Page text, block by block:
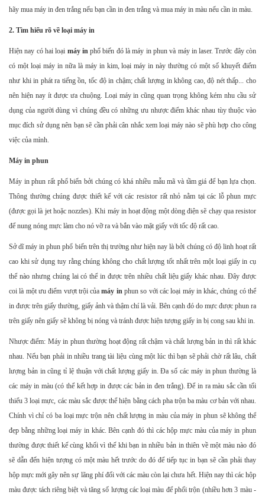
hãy mua máy in đen trắng nếu bạn cần in đen trắng và mua máy in màu nếu cần in màu.
2. Tìm hiểu rõ về loại máy in
Hiện nay có hai loại máy inphổ biến đó là máy in phun và máy in laser. Trước đây còn
có một loại máy in nữa là máy in kim, loại máy in này thường có một số khuyết điểm
như khi in phát ra tiếng ồn, tốc độ in chậm; chất lượng in không cao, độ nét thấp... cho
nên hiện nay ít được ưa chuộng. Loại máy in cũng quan trọng không kém nhu cầu sử
dụng của người dùng vì chúng đều có những ưu nhược điểm khác nhau tùy thuộc vào
mục đích sử dụng nên bạn sẽ cần phải cân nhắc xem loại máy nào sẽ phù hợp cho công
việc của mình.
Máy in phun
Máy in phun rất phổ biến bởi chúng có khá nhiều mẫu mã và tầm giá để bạn lựa chọn.
Thông thường chúng được thiết kế với các resistor rất nhỏ nằm tại các lỗ phun mực
(được gọi là jet hoặc nozzles). Khi máy in hoạt động một dòng điện sẽ chạy qua resistor
để nung nóng mực làm cho nó vỡ ra và bắn vào mặt giấy với tốc độ rất cao.
Sở dĩ máy in phun phổ biến trên thị trường như hiện nay là bởi chúng có độ linh hoạt rất
cao khi sử dụng tuy rằng chúng không cho chất lượng tốt nhất trên một loại giấy in cụ
thể nào nhưng chúng lai có thể in được trên nhiều chất liệu giấy khác nhau. Đây được
coi là một ưu điểm vượt trội củamáy inphun so với các loại máy in khác, chúng có thể
in được trên giấy thường, giấy ảnh và thậm chí là vải. Bên cạnh đó do mực được phun ra
trên giấy nên giấy sẽ không bị nóng và tránh được hiện tượng giấy in bị cong sau khi in.
Nhược điểm: Máy in phun thường hoạt động rất chậm và chất lượng bản in thì rất khác
nhau. Nếu bạn phải in nhiều trang tài liệu cùng một lúc thì bạn sẽ phải chờ rất lâu, chất
lượng bản in cũng tỉ lệ thuận với chất lượng giấy in. Đa số các máy in phun thường là
các máy in màu (có thể kết hợp in được các bản in đen trắng). Để in ra màu sắc cần tối
thiểu 3 loại mực, các màu sắc được thể hiện bằng cách pha trộn ba màu cơ bản với nhau.
Chính vì chỉ có ba loại mực trộn nên chất lượng in màu của máy in phun sẽ không thể
đẹp bằng những loại máy in khác. Bên cạnh đó thì các hộp mực màu của máy in phun
thường được thiết kế cùng khối vì thế khi bạn in nhiều bản in thiên về một màu nào đó
sẽ dẫn đến hiện tượng có một màu hết trước do đó để tiếp tục in bạn sẽ cần phải thay
hộp mực mới gây nên sự lãng phí đối với các màu còn lại chưa hết. Hiện nay thì các hộp
màu được tách riêng biệt và tăng số lượng các loại màu để phối trộn (nhiều hơn 3 màu -